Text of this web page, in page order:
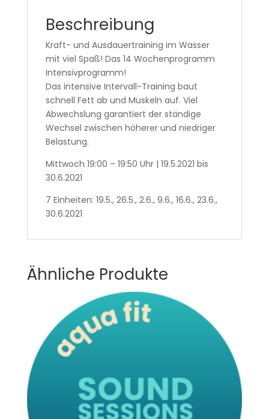
Beschreibung
Kraft- und Ausdauertraining im Wasser
mit viel Spaß! Das 14 Wochenprogramm
Intensivprogramm!
Das intensive Intervall-Training baut
schnell Fett ab und Muskeln auf. Viel
Abwechslung garantiert der ständige
Wechsel zwischen höherer und niedriger
Belastung.
Mittwoch 19:00 – 19:50 Uhr | 19.5.2021 bis
30.6.2021
7 Einheiten: 19.5., 26.5., 2.6., 9.6., 16.6., 23.6.,
30.6.2021
Ähnliche Produkte